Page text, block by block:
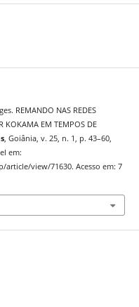
REMANDO NAS REDES
KOKAMA EM TEMPOS DE
, Goiânia, v. 25, n. 1, p. 43–60,
em:
view/71630. Acesso em: 7